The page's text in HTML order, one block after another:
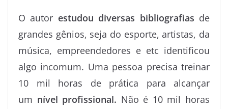
O autor estudou diversas bibliografias de
grandes gênios, seja do esporte, artistas, da
música, empreendedores e etc identificou
algo incomum. Uma pessoa precisa treinar
10 mil horas de prática para alcançar
um nível profissional. Não é 10 mil horas